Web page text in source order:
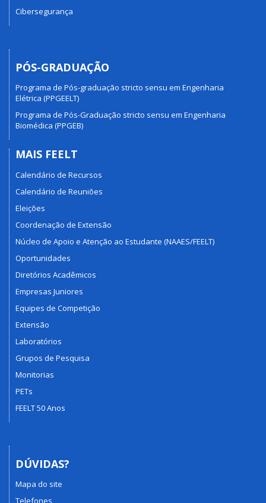
Cibersegurança
PÓS-GRADUAÇÃO
Programa de Pós-graduação stricto sensu em Engenharia
Elétrica (PPGEELT)
Programa de Pós-Graduação stricto sensu em Engenharia
Biomédica (PPGEB)
MAIS FEELT
Calendário de Recursos
Calendário de Reuniões
Eleições
Coordenação de Extensão
Núcleo de Apoio e Atenção ao Estudante (NAAES/FEELT)
Oportunidades
Diretórios Acadêmicos
Empresas Juniores
Equipes de Competição
Extensão
Laboratórios
Grupos de Pesquisa
Monitorias
PETs
FEELT 50 Anos
DÚVIDAS?
Mapa do site
Telefones